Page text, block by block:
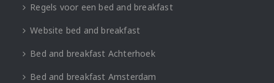
Regels voor een bed and breakfast
Website bed and breakfast
Bed and breakfast Achterhoek
Bed and breakfast Amsterdam